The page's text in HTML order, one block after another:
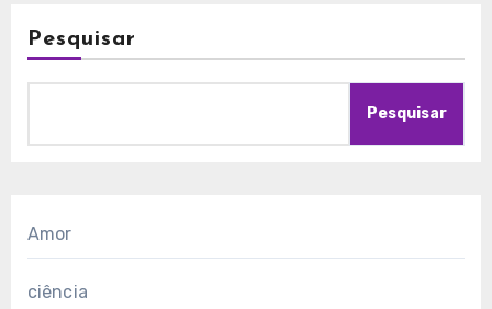
Pesquisar
Pesquisar
Amor
ciência